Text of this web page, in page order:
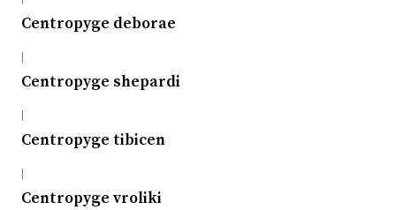
Centropyge deborae
|
Centropyge shepardi
|
Centropyge tibicen
|
Centropyge vroliki